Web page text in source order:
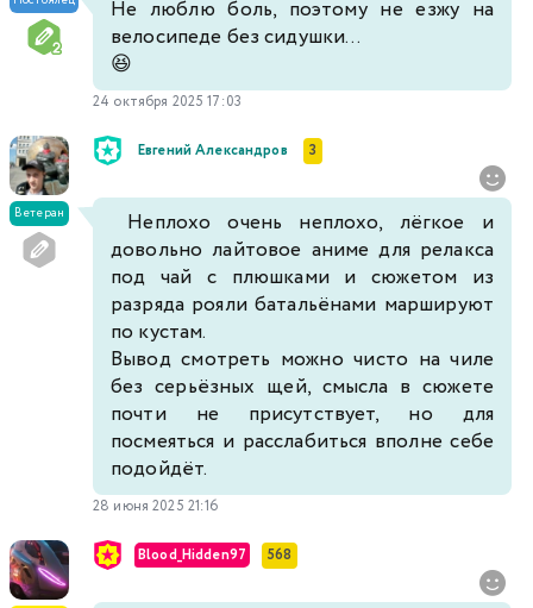
Не люблю боль, поэтому не езжу на
велосипеде без сидушки...
😆
24 октября 2025 17:03
Ветеран
Евгений Александров 3
Неплохо очень неплохо, лёгкое и
довольно лайтовое аниме для релакса
под чай с плюшками и сюжетом из
разряда рояли батальёнами маршируют
по кустам.
Вывод смотреть можно чисто на чиле
без серьёзных щей, смысла в сюжете
почти не присутствует, но для
посмеяться и расслабиться вполне себе
подойдёт.
28 июня 2025 21:16
Blood_Hidden97 568